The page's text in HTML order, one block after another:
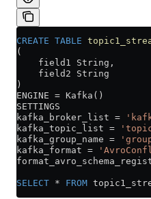
CREATE TABLE
(
    field1 String,
    field2 String
)
ENGINE = Kafka()
SETTINGS
kafka_broker_list =
kafka_topic_list =
kafka_group_name =
kafka_format =
SELECT * FROM